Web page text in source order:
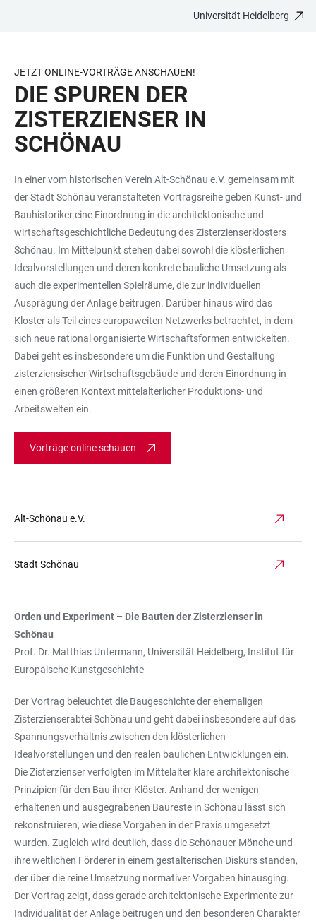
BARRIEREFREIHEIT
Universität Heidelberg
JETZT ONLINE-VORTRÄGE ANSCHAUEN!
DIE SPUREN DER
ZISTERZIENSER IN
SCHÖNAU
In einer vom historischen Verein Alt-Schönau e.V. gemeinsam mit
der Stadt Schönau veranstalteten Vortragsreihe geben Kunst- und
Bauhistoriker eine Einordnung in die architektonische und
wirtschaftsgeschichtliche Bedeutung des Zisterzienserklosters
Schönau. Im Mittelpunkt stehen dabei sowohl die klösterlichen
Idealvorstellungen und deren konkrete bauliche Umsetzung als
auch die experimentellen Spielräume, die zur individuellen
Ausprägung der Anlage beitrugen. Darüber hinaus wird das
Kloster als Teil eines europaweiten Netzwerks betrachtet, in dem
sich neue rational organisierte Wirtschaftsformen entwickelten.
Dabei geht es insbesondere um die Funktion und Gestaltung
zisterziensischer Wirtschaftsgebäude und deren Einordnung in
einen größeren Kontext mittelalterlicher Produktions- und
Arbeitswelten ein.
Vorträge online schauen
Alt-Schönau e.V.
Stadt Schönau
Orden und Experiment – Die Bauten der Zisterzienser in
Schönau
Prof. Dr. Matthias Untermann, Universität Heidelberg, Institut für
Europäische Kunstgeschichte
Der Vortrag beleuchtet die Baugeschichte der ehemaligen
Zisterzienserabtei Schönau und geht dabei insbesondere auf das
Spannungsverhältnis zwischen den klösterlichen
Idealvorstellungen und den realen baulichen Entwicklungen ein.
Die Zisterzienser verfolgten im Mittelalter klare architektonische
Prinzipien für den Bau ihrer Klöster. Anhand der wenigen
erhaltenen und ausgegrabenen Baureste in Schönau lässt sich
rekonstruieren, wie diese Vorgaben in der Praxis umgesetzt
wurden. Zugleich wird deutlich, dass die Schönauer Mönche und
ihre weltlichen Förderer in einem gestalterischen Diskurs standen,
der über die reine Umsetzung normativer Vorgaben hinausging.
Der Vortrag zeigt, dass gerade architektonische Experimente zur
Individualität der Anlage beitrugen und den besonderen Charakter